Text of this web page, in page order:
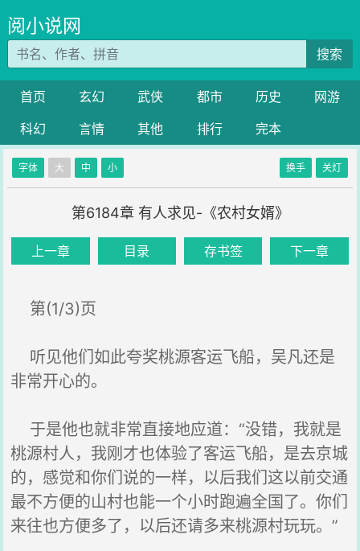
阅小说网
搜索
首页 玄幻 武侠 都市 历史
网游
科幻
言情 其他 排行 完本
字体 大 中 小 换手 关灯
第6184章 有人求见-《农村女婿》
上一章 目录 存书签 下一章
第(1/3)页
听见他们如此夸奖桃源客运飞船，吴凡还是
非常开心的。
于是他也就非常直接地应道：“没错，我就是
桃源村人，我刚才也体验了客运飞船，是去京城
的，感觉和你们说的一样，以后我们这以前交通
最不方便的山村也能一个小时跑遍全国了。你们
来往也方便多了，以后还请多来桃源村玩玩。”